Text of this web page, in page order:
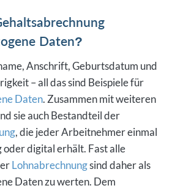
Daten?
Anschrift, Geburtsdatum und
– all das sind Beispiele für
Daten. Zusammen mit weiteren
sie auch Bestandteil der
, die jeder Arbeitnehmer einmal
oder digital erhält. Fast alle
Lohnabrechnungsind daher als
Daten zu werten. Dem